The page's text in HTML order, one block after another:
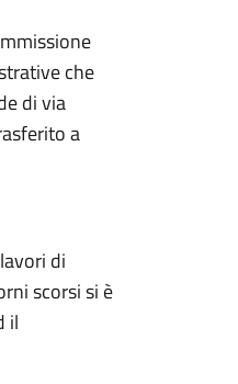
che
di via
a
di
scorsi si è
il